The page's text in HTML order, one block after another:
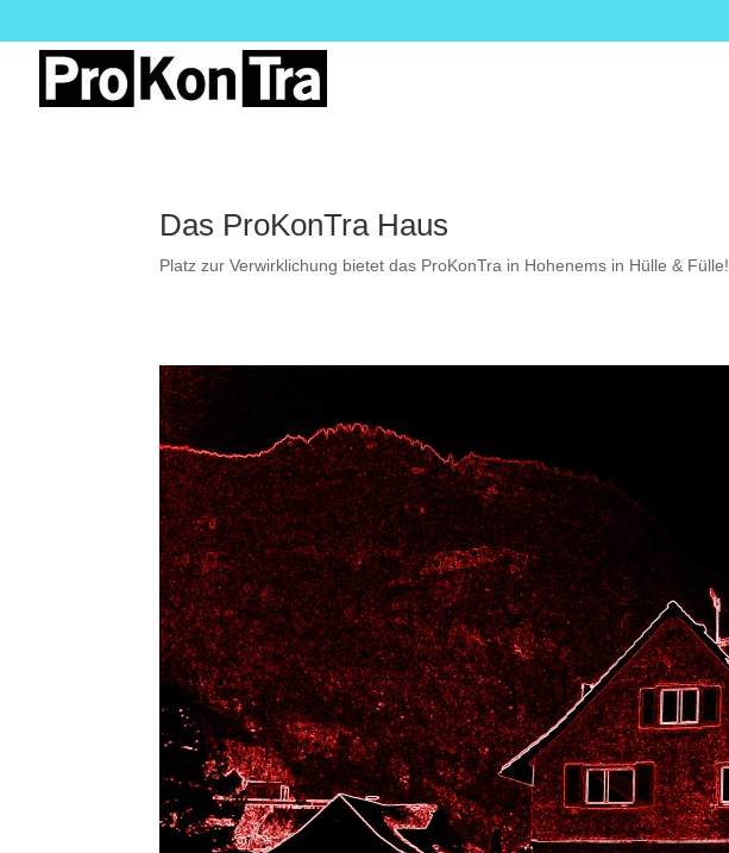
Das ProKonTra Haus
Platz zur Verwirklichung bietet das ProKonTra in Hohenems in Hülle & Fülle!